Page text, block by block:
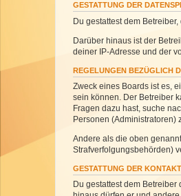
GESTATTUNG DER
Du gestattest dem
Darüber hinaus ist der
deiner IP-Adresse und der
REGELUNGEN BEZÜGLICH
Zweck eines Boards ist es,
sein können. Der Betreiber
Fragen dazu hast, suche
Personen (Administratoren)
Andere als die oben
Strafverfolgungsbehörden)
GESTATTUNG DER
Du gestattest dem